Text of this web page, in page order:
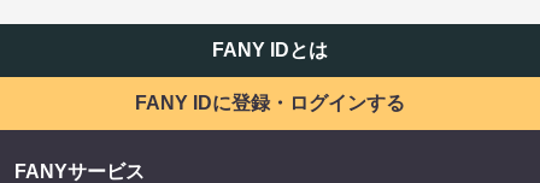
FANY IDとは
FANY IDに登録・ログインする
FANYサービス